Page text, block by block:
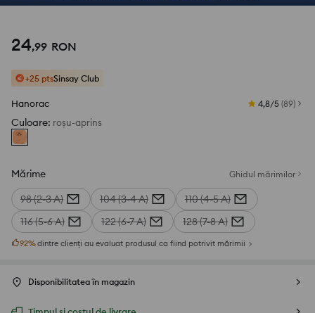
24,99 RON
+25 ptsSinsay Club
Hanorac 4,8/5 (89)
Culoare: roșu-aprins
Mărime Ghidul mărimilor
98 (2-3 A) 104 (3-4 A)
110 (4-5 A)
116 (5-6 A)
122 (6-7 A) 128 (7-8 A)
92%dintre clienți au evaluat produsul ca fiind potrivit mărimii
Disponibilitatea în magazin